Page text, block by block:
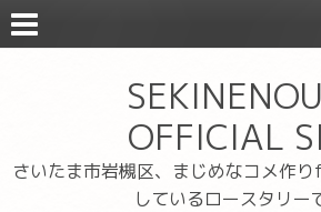
OFFICIAL
さいたま市岩槻区、まじめなコメ作
しているロースタリー